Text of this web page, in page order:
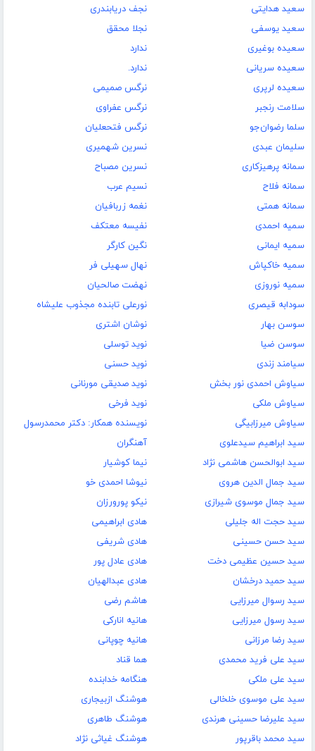
سعید هدایتی
سعید یوسفی
سعیده بوغیری
سعیده سریانی
سعیده لرپری
سلامت رنجبر
سلما رضوان‌جو
سلیمان عبدی
سمانه پرهیزکاری
سمانه فلاح
سمانه همتی
سمیه احمدی
سمیه ایمانی
سمیه خاکپاش
سمیه نوروزی
سودابه قیصری
سوسن بهار
سوسن ضیا
سیامند زندی
سیاوش احمدی نور بخش
سیاوش ملکی
سیاوش میرزابیگی
سید ابراهیم سیدعلوی
سید ابوالحسن هاشمی نژاد
سید جمال الدین هروی
سید جمال موسوی شیرازی
سید حجت اله جلیلی
سید حسن حسینی
سید حسین عظیمی دخت
سید حمید درخشان
سید رسوال میرزایی
سید رسول میرزایی
سید رضا مرزانی
سید علی فرید محمدی
سید علی ملکی
سید علی موسوی خلخالی
سید علیرضا حسینی هرندی
سید محمد باقرپور
نجف دریابندری
نجلا محقق
ندارد
ندارد.
نرگس صمیمی
نرگس عفراوی
نرگس فتحعلیان
نسرین شهمیری
نسرین مصباح
نسیم عرب
نغمه زربافیان
نفیسه معتکف
نگین کارگر
نهال سهیلی فر
نهضت صالحیان
نورعلی تابنده مجذوب علیشاه
نوشان اشتری
نوید توسلی
نوید حسنی
نوید صدیقی مورنانی
نوید فرخی
نویسنده همکار: دکتر محمدرسول
آهنگران
نیما کوشیار
نیوشا احمدی خو
نیکو پورورزان
هادی ابراهیمی
هادی شریفی
هادی عادل پور
هادی عبدالهیان
هاشم رضی
هانیه انارکی
هانیه چوپانی
هما قناد
هنگامه خدابنده
هوشنگ ازبیجاری
هوشنگ طاهری
هوشنگ غیاثی نژاد